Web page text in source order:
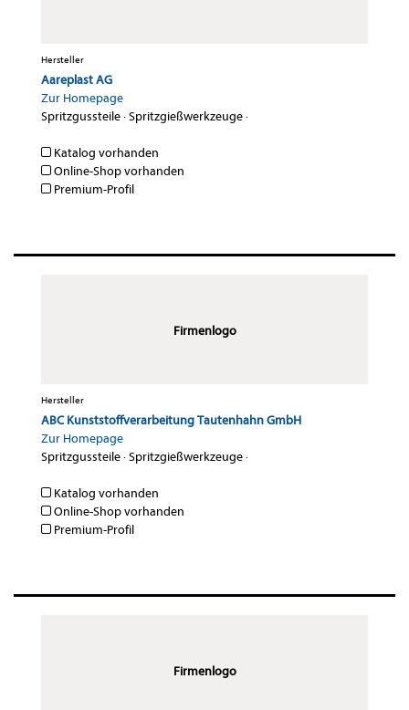
Hersteller
Aareplast AG
Zur Homepage
Spritzgussteile·Spritzgießwerkzeuge·
Katalog vorhanden
Online-Shop vorhanden
Premium-Profil
Firmenlogo
Hersteller
ABC Kunststoffverarbeitung Tautenhahn GmbH
Zur Homepage
Spritzgussteile·Spritzgießwerkzeuge·
Katalog vorhanden
Online-Shop vorhanden
Premium-Profil
Firmenlogo